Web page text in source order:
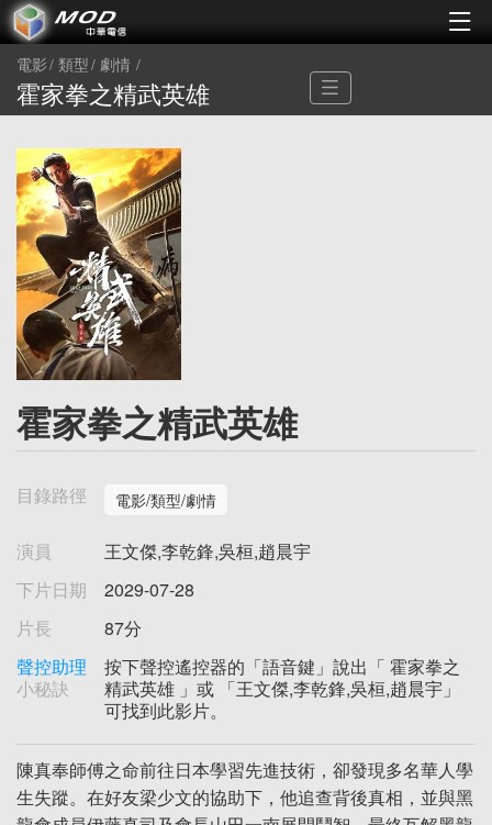
電影 類型 劇情
霍家拳之精武英雄
霍家拳之精武英雄
目錄路徑 電影/類型/劇情
演員
王文傑,李乾鋒,吳桓,趙晨宇
下片日期
2029-07-28
片長
87分
聲控助理
小秘訣
按下聲控遙控器的「語音鍵」說出「 霍家拳之
精武英雄 」或 「王文傑,李乾鋒,吳桓,趙晨宇」
可找到此影片。
陳真奉師傅之命前往日本學習先進技術，卻發現多名華人學
生失蹤。在好友梁少文的協助下，他追查背後真相，並與黑